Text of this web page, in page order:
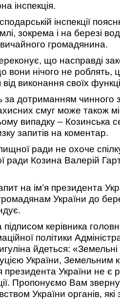
інспекція.
інспекції
зокрема і на березі
громадянина.
що насправді
вони нічого не роблять,
виконання своїх
за дотриманням чинного
смуг може також
випадку – Козинська
запитів на коментар.
ради не охоче
ради Козина Валерій
на ім’я президента
України до
підписом керівника
політики
йдеться: «Земельні
України, Земельним
президента України не є
Пропонуємо Вам
України органів, які